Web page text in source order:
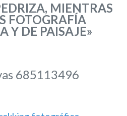
MIENTRAS
FOTOGRAFÍA
Y DE PAISAJE»
685113496